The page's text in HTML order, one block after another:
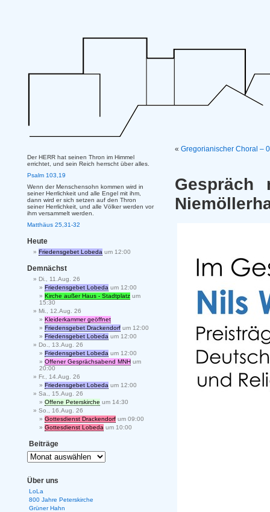
« Gregorianischer Choral –
Gespräch
Der HERR hat seinen Thron im Himmel
errichtet, und sein Reich herrscht über alles.
Psalm 103,19
Wenn der Menschensohn kommen wird in
seiner Herrlichkeit und alle Engel mit ihm,
dann wird er sich setzen auf den Thron
seiner Herrlichkeit, und alle Völker werden vor
ihm versammelt werden.
Matthäus 25,31-32
Heute
Friedensgebet Lobeda um 12:00
Demnächst
Di., 11.Aug. 26
Friedensgebet Lobeda um 12:00
Kirche außer Haus - Stadtplatz um
15:30
Mi., 12.Aug. 26
Kleiderkammer geöffnet
Friedensgebet Drackendorf um 12:00
Friedensgebet Lobeda um 12:00
Do., 13.Aug. 26
Friedensgebet Lobeda um 12:00
Offener Gesprächsabend MNH um
20:00
Fr., 14.Aug. 26
Friedensgebet Lobeda um 12:00
Sa., 15.Aug. 26
Offene Peterskirche um 14:30
So., 16.Aug. 26
Gottesdienst Drackendorf um 09:00
Gottesdienst Lobeda um 10:00
Beiträge
Über uns
LoLa
800 Jahre Peterskirche
Grüner Hahn